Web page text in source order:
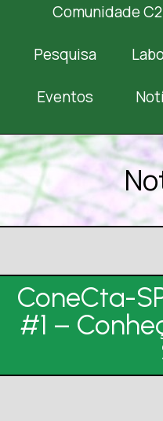
Comunidade
Pesquisa
Eventos
ConeCta-
#1 –